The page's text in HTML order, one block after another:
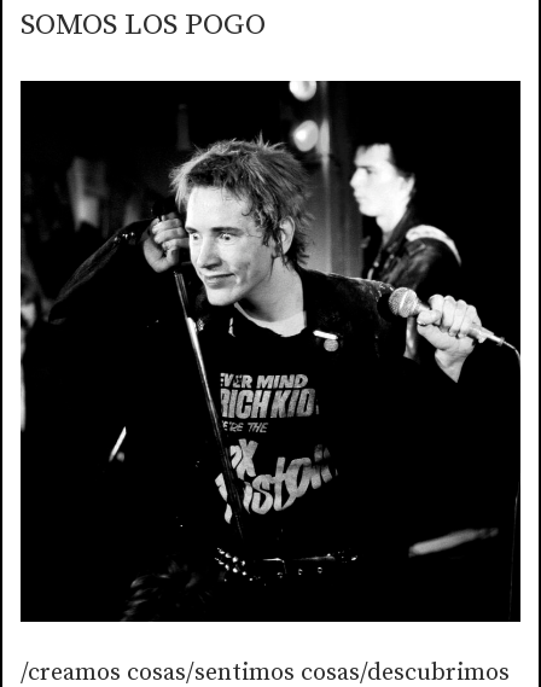
SOMOS LOS POGO
/creamos cosas/sentimos cosas/descubrimos